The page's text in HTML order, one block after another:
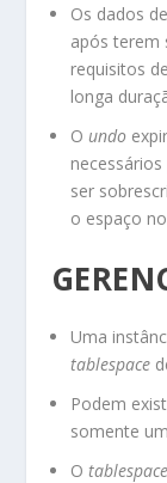
Os dados de
após terem
requisitos
longa
O undo
ser
o espaço
Uma
tablespace
Podem
somente
O tablespace